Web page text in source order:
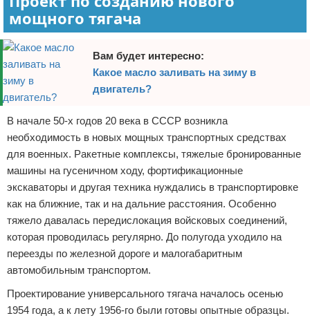
мощного тягача
Вам будет интересно:
Какое масло заливать на зиму в
двигатель?
В начале 50-х годов 20 века в СССР возникла
необходимость в новых мощных транспортных средствах
для военных. Ракетные комплексы, тяжелые бронированные
машины на гусеничном ходу, фортификационные
экскаваторы и другая техника нуждались в транспортировке
как на ближние, так и на дальние расстояния. Особенно
тяжело давалась передислокация войсковых соединений,
которая проводилась регулярно. До полугода уходило на
переезды по железной дороге и малогабаритным
автомобильным транспортом.
Проектирование универсального тягача началось осенью
1954 года, а к лету 1956-го были готовы опытные образцы.